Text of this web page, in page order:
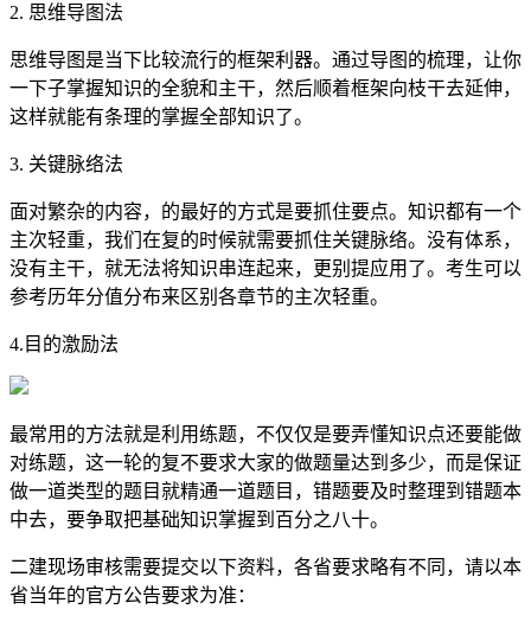
2. 思维导图法
思维导图是当下比较流行的框架利器。通过导图的梳理，让你
一下子掌握知识的全貌和主干，然后顺着框架向枝干去延伸，
这样就能有条理的掌握全部知识了。
3. 关键脉络法
面对繁杂的内容，的最好的方式是要抓住要点。知识都有一个
主次轻重，我们在复的时候就需要抓住关键脉络。没有体系，
没有主干，就无法将知识串连起来，更别提应用了。考生可以
参考历年分值分布来区别各章节的主次轻重。
4.目的激励法
最常用的方法就是利用练题，不仅仅是要弄懂知识点还要能做
对练题，这一轮的复不要求大家的做题量达到多少，而是保证
做一道类型的题目就精通一道题目，错题要及时整理到错题本
中去，要争取把基础知识掌握到百分之八十。
二建现场审核需要提交以下资料，各省要求略有不同，请以本
省当年的官方公告要求为准：